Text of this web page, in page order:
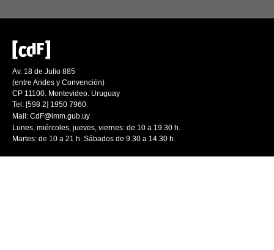
Av. 18 de Julio 885
(entre Andes y Convención)
CP 11100. Montevideo. Uruguay
Tel: [598 2] 1950 7960
Mail: CdF@imm.gub.uy
Lunes, miércoles, jueves, viernes: de 10 a 19.30 h.
Martes: de 10 a 21 h. Sábados de 9.30 a 14.30 h.